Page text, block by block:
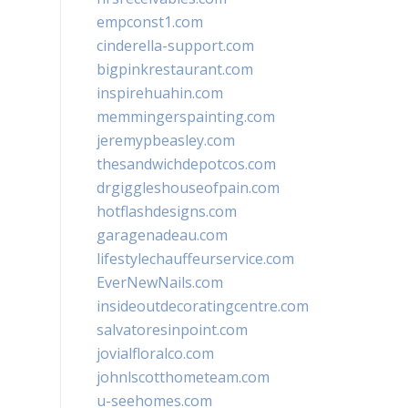
empconst1.com
cinderella-support.com
bigpinkrestaurant.com
inspirehuahin.com
memmingerspainting.com
jeremypbeasley.com
thesandwichdepotcos.com
drgiggleshouseofpain.com
hotflashdesigns.com
garagenadeau.com
lifestylechauffeurservice.com
EverNewNails.com
insideoutdecoratingcentre.com
salvatoresinpoint.com
jovialfloralco.com
johnlscotthometeam.com
u-seehomes.com